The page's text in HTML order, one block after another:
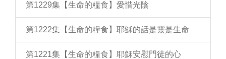
第1229集【生命的糧食】愛惜光陰
第1222集【生命的糧食】耶穌的話是靈是生命
第1221集【生命的糧食】耶穌安慰門徒的心